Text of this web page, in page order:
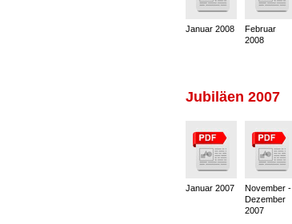
Januar 2008
Februar
2008
Jubiläen 2007
Januar 2007
November -
Dezember
2007